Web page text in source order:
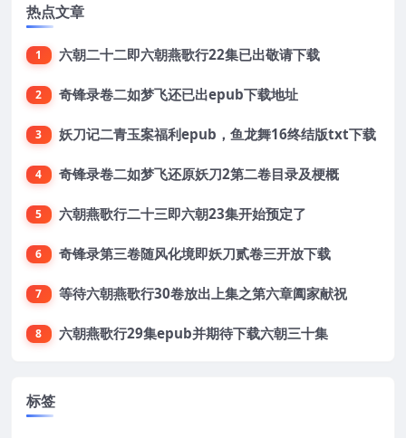
热点文章
1 六朝二十二即六朝燕歌行22集已出敬请下载
2 奇锋录卷二如梦飞还已出epub下载地址
3 妖刀记二青玉案福利epub，鱼龙舞16终结版txt下载
4 奇锋录卷二如梦飞还原妖刀2第二卷目录及梗概
5 六朝燕歌行二十三即六朝23集开始预定了
6 奇锋录第三卷随风化境即妖刀贰卷三开放下载
7 等待六朝燕歌行30卷放出上集之第六章阖家献祝
8 六朝燕歌行29集epub并期待下载六朝三十集
标签